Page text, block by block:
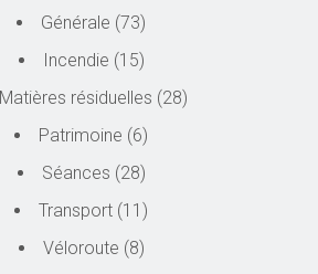
Générale (73)
Incendie (15)
Matières résiduelles (28)
Patrimoine (6)
Séances (28)
Transport (11)
Véloroute (8)